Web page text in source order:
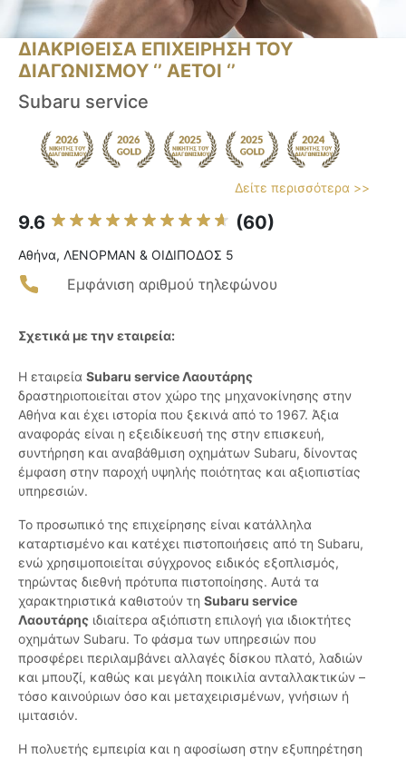
ΔΙΑΚΡΙΘΕΙΣΑ ΕΠΙΧΕΙΡΗΣΗ ΤΟΥ
ΔΙΑΓΩΝΙΣΜΟΥ ‘’ ΑΕΤΟΙ ‘’
Subaru service
Δείτε περισσότερα >>
9.6 (60)
Αθήνα, ΛΕΝΟΡΜΑΝ & ΟΙΔIΠΟΔΟΣ 5
Εμφάνιση αριθμού τηλεφώνου
Σχετικά με την εταιρεία:
Η εταιρεία Subaru service Λαουτάρης
δραστηριοποιείται στον χώρο της μηχανοκίνησης στην
Αθήνα και έχει ιστορία που ξεκινά από το 1967. Άξια
αναφοράς είναι η εξειδίκευσή της στην επισκευή,
συντήρηση και αναβάθμιση οχημάτων Subaru, δίνοντας
έμφαση στην παροχή υψηλής ποιότητας και αξιοπιστίας
υπηρεσιών.
Το προσωπικό της επιχείρησης είναι κατάλληλα
καταρτισμένο και κατέχει πιστοποιήσεις από τη Subaru,
ενώ χρησιμοποιείται σύγχρονος ειδικός εξοπλισμός,
τηρώντας διεθνή πρότυπα πιστοποίησης. Αυτά τα
χαρακτηριστικά καθιστούν τη Subaru service
Λαουτάρης ιδιαίτερα αξιόπιστη επιλογή για ιδιοκτήτες
οχημάτων Subaru. Το φάσμα των υπηρεσιών που
προσφέρει περιλαμβάνει αλλαγές δίσκου πλατό, λαδιών
και μπουζί, καθώς και μεγάλη ποικιλία ανταλλακτικών –
τόσο καινούριων όσο και μεταχειρισμένων, γνήσιων ή
ιμιτασιόν.
Η πολυετής εμπειρία και η αφοσίωση στην εξυπηρέτηση